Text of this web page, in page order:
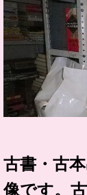
古書・古
像です。